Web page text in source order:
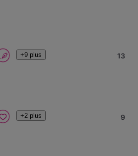
+9 plus 13
+2 plus 9